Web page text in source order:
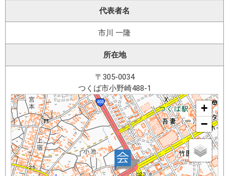
代表者名
市川 一隆
所在地
〒305-0034
つくば市小野崎488-1